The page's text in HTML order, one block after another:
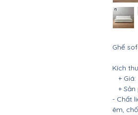
Ghế
Kích
+
+
- Chất
êm,